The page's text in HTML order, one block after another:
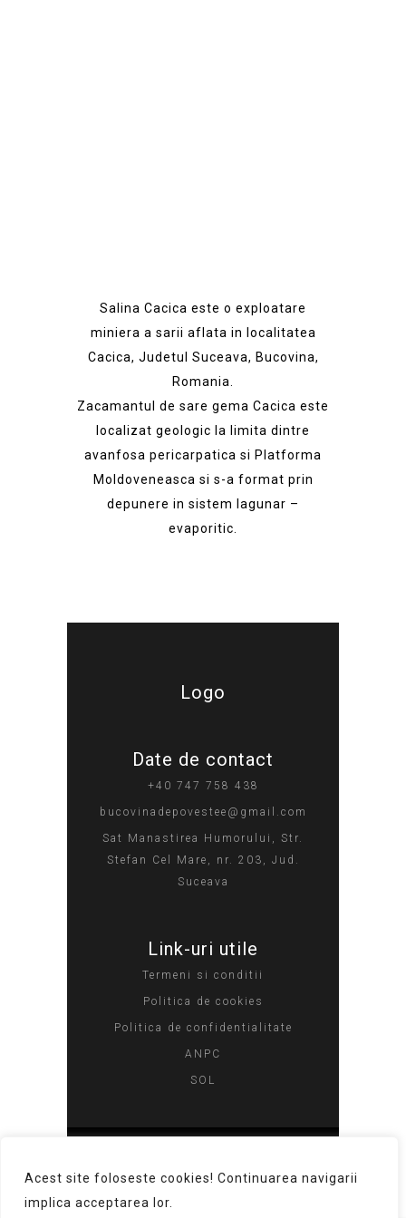
Acest site foloseste cookies! Continuarea navigarii
implica acceptarea lor.
Salina Cacica este o exploatare
miniera a sarii aflata in localitatea
Cacica, Judetul Suceava, Bucovina,
Romania.
Zacamantul de sare gema Cacica este
localizat geologic la limita dintre
avanfosa pericarpatica si Platforma
Moldoveneasca si s-a format prin
depunere in sistem lagunar –
evaporitic.
Logo
Date de contact
+40 747 758 438
bucovinadepovestee@gmail.com
Sat Manastirea Humorului, Str.
Stefan Cel Mare, nr. 203, Jud.
Suceava
Link-uri utile
Termeni si conditii​
Politica de cookies​
Politica de confidentialitate​
ANPC
SOL
rezervate. Pensiunea Bucovina de
Poveste